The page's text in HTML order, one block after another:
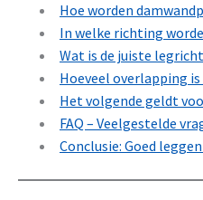
Hoe worden
In welke richting
Wat is de juiste
Hoeveel overlapping is
Het volgende geldt
FAQ – Veelgestelde
Conclusie: Goed